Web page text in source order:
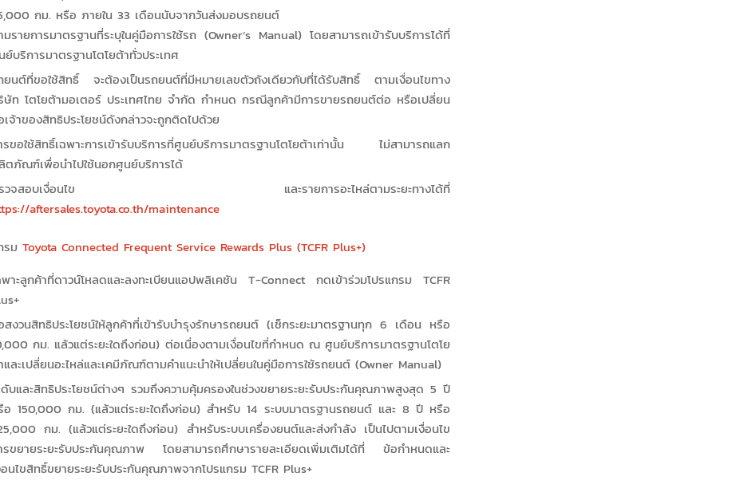
กม. หรือ ภายใน 33 เดือนนับจากวันส่งมอบรถยนต์
มรายการมาตรฐานที่ระบุในคู่มือการใช้รถ (Owner’s Manual) โดยสามารถเข้ารับบริการได้ที่
ย์บริการมาตรฐานโตโยต้าทั่วประเทศ
ยนต์ที่ขอใช้สิทธิ์ จะต้องเป็นรถยนต์ที่มีหมายเลขตัวถังเดียวกับที่ได้รับสิทธิ์ ตามเงื่อนไขทาง
ษัท โตโยต้ามอเตอร์ ประเทศไทย จำกัด กำหนด กรณีลูกค้ามีการขายรถยนต์ต่อ หรือเปลี่ยน
เจ้าของสิทธิประโยชน์ดังกล่าวจะถูกติดไปด้วย
รขอใช้สิทธิ์เฉพาะการเข้ารับบริการที่ศูนย์บริการมาตรฐานโตโยต้าเท่านั้น ไม่สามารถแลก
ตภัณฑ์เพื่อนำไปใช้นอกศูนย์บริการได้
วจสอบเงื่อนไข และรายการอะไหล่ตามระยะทางได้ที่
aftersales.toyota.co.th/maintenance
รม Toyota Connected Frequent Service Rewards Plus (TCFR Plus+)
พาะลูกค้าที่ดาวน์โหลดและลงทะเบียนแอปพลิเคชัน T-Connect กดเข้าร่วมโปรแกรม TCFR
สงวนสิทธิประโยชน์ให้ลูกค้าที่เข้ารับบำรุงรักษารถยนต์ (เช็กระยะมาตรฐานทุก 6 เดือน หรือ
กม. แล้วแต่ระยะใดถึงก่อน) ต่อเนื่องตามเงื่อนไขที่กำหนด ณ ศูนย์บริการมาตรฐานโตโย
และเปลี่ยนอะไหล่และเคมีภัณฑ์ตามคำแนะนำให้เปลี่ยนในคู่มือการใช้รถยนต์ (Owner Manual)
ดับและสิทธิประโยชน์ต่างๆ รวมถึงความคุ้มครองในช่วงขยายระยะรับประกันคุณภาพสูงสุด 5 ปี
อ 150,000 กม. (แล้วแต่ระยะใดถึงก่อน) สำหรับ 14 ระบบมาตรฐานรถยนต์ และ 8 ปี หรือ
กม. (แล้วแต่ระยะใดถึงก่อน) สำหรับระบบเครื่องยนต์และส่งกำลัง เป็นไปตามเงื่อนไข
รขยายระยะรับประกันคุณภาพ โดยสามารถศึกษารายละเอียดเพิ่มเติมได้ที่ ข้อกำหนดและ
อนไขสิทธิ์ขยายระยะรับประกันคุณภาพจากโปรแกรม TCFR Plus+